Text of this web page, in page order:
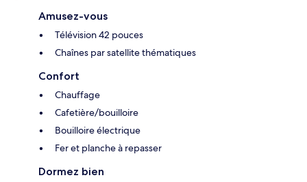
Amusez-vous
Télévision 42 pouces
Chaînes par satellite thématiques
Confort
Chauffage
Cafetière/bouilloire
Bouilloire électrique
Fer et planche à repasser
Dormez bien